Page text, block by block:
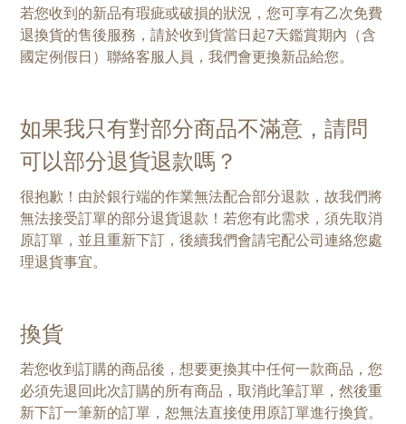
若您收到的新品有瑕疵或破損的狀況，您可享有乙次免費
退換貨的售後服務，請於收到貨當日起7天鑑賞期內（含
國定例假日）聯絡客服人員，我們會更換新品給您。
如果我只有對部分商品不滿意，請問
可以部分退貨退款嗎？
很抱歉！由於銀行端的作業無法配合部分退款，故我們將
無法接受訂單的部分退貨退款！若您有此需求，須先取消
原訂單，並且重新下訂，後續我們會請宅配公司連絡您處
理退貨事宜。
換貨
若您收到訂購的商品後，想要更換其中任何一款商品，您
必須先退回此次訂購的所有商品，取消此筆訂單，然後重
新下訂一筆新的訂單，恕無法直接使用原訂單進行換貨。